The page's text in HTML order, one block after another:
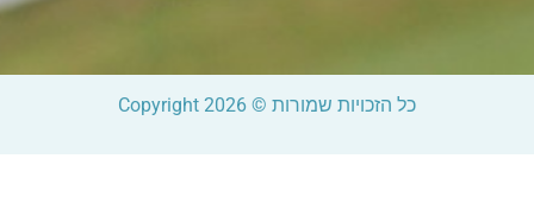
כל הזכויות שמורות © Copyright 2026